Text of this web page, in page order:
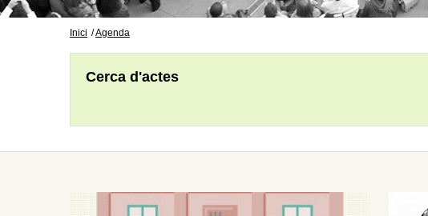
Inici Agenda
Cerca d'actes